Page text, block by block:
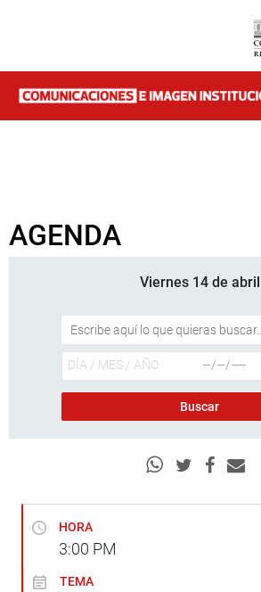
AGENDA
Viernes 14 de abril
HORA
3:00 PM
TEMA